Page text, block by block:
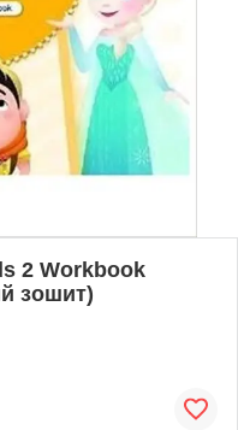
2 Workbook
зошит)